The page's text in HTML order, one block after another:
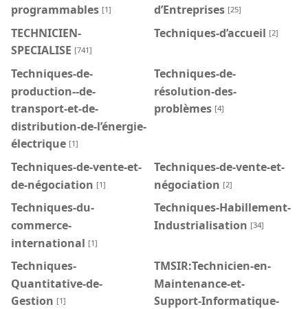
programmables [1]
d’Entreprises [25]
TECHNICIEN-
SPECIALISE [741]
Techniques-d’accueil [2]
Techniques-de-
production--de-
transport-et-de-
distribution-de-l’énergie-
électrique [1]
Techniques-de-
résolution-des-
problèmes [4]
Techniques-de-vente-et-
de-négociation [1]
Techniques-de-vente-et-
négociation [2]
Techniques-du-
commerce-
international [1]
Techniques-Habillement-
Industrialisation [34]
Techniques-
Quantitative-de-
Gestion [1]
TMSIR:Technicien-en-
Maintenance-et-
Support-Informatique-